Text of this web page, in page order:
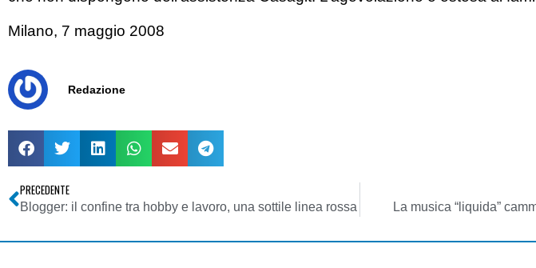
Milano, 7 maggio 2008
Redazione
PRECEDENTE
Blogger: il confine tra hobby e lavoro, una sottile linea rossa La musica “liquida”